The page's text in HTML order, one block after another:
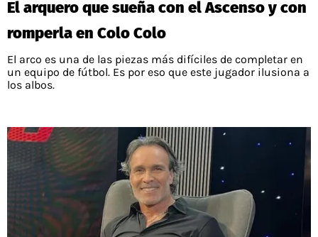
PALESTINO
UNION ESPAÑOLA
CAMPEONATO NACIONAL
GUÍAS
CÓDIGOS
PRONÓSTICOS
FÚTBOL INTERNACIONAL
COPA LIBERTADORES
COPA SUDAMERICANA
CHAMPIONS LEAGUE
EUROPA LEAGUE
SERIE A
CHILENOS POR EL MUNDO
ALEXIS SANCHEZ
DARIO OSORIO
DAMIAN PIZARRO
MERCADO DE FICHAJES
TENIS
ELIMINATORIAS CONMEBOL
FEMENINO
El arquero que sueña con el Ascenso y con
romperla en Colo Colo
El arco es una de las piezas más difíciles de completar en
un equipo de fútbol. Es por eso que este jugador ilusiona a
los albos.